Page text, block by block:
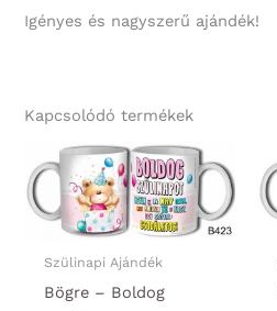
Igényes és nagyszerű ajándék!
Kapcsolódó termékek
Szülinapi Ajándék
Bögre – Boldog